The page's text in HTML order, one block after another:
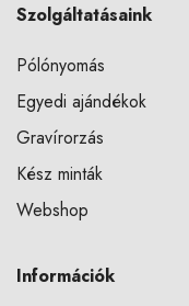
Szolgáltatásaink
Pólónyomás
Egyedi ajándékok
Gravírorzás
Kész minták
Webshop
Információk